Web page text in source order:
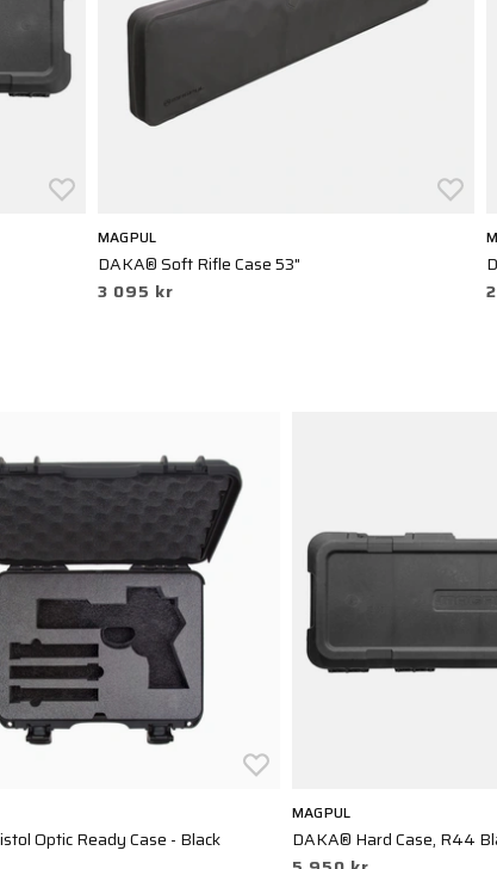
MAGPUL
DAKA® Soft Rifle Case 53"
3 095 kr
Optic Ready Case - Black
MAGPUL
DAKA® Hard Case, R44